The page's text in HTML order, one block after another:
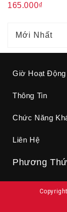
165.000₫
Mới Nhất
Giờ Hoạt Động
Thông Tin
Chức Năng
Liên Hệ
Phương